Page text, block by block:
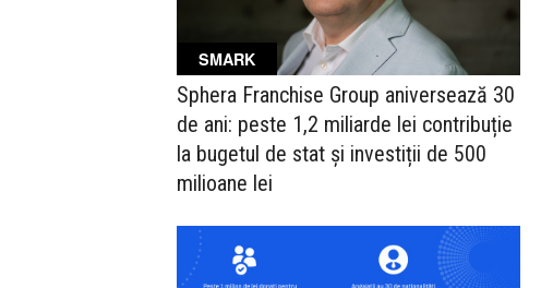
SMARK
Sphera Franchise Group aniversează 30
de ani: peste 1,2 miliarde lei contribuție
la bugetul de stat și investiții de 500
milioane lei